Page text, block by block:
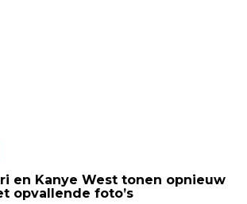
en Kanye West tonen opnieuw
opvallende foto’s